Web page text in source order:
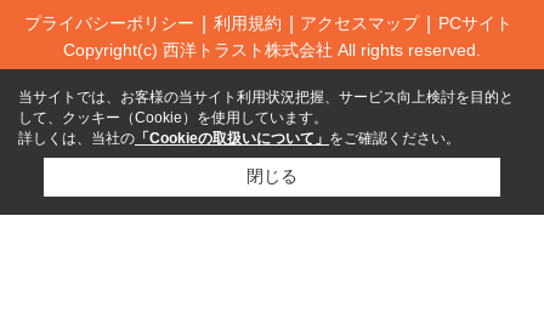
プライバシーポリシー 利用規約 アクセスマップ
PCサイト
Copyright(c) 西洋トラスト株式会社 All rights reserved.
当サイトでは、お客様の当サイト利用状況把握、サービス向上検討を目的と
して、クッキー（Cookie）を使用しています。
詳しくは、当社の 「Cookieの取扱いについて」 をご確認ください。
閉じる